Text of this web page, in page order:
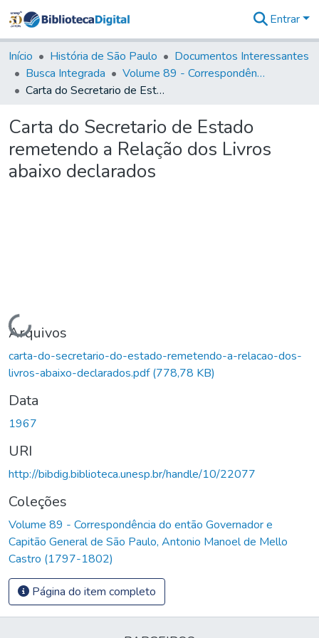
&
Coleções
Tudo na
Biblioteca
Estatísticas
Entrar
Início História de São Paulo
Documentos Interessantes
Busca Integrada
Volume 89 - Correspondência do então Governador e Capitão General de São Paulo, Antonio Manoel de Mello Castro (1797-1802)
Carta do Secretario de Estado remetendo a Relação dos Livros abaixo declarados
Carta do Secretario de Estado
remetendo a Relação dos Livros
abaixo declarados
Carregando...
Arquivos
carta-do-secretario-do-estado-remetendo-a-relacao-dos-
livros-abaixo-declarados.pdf(778,78 KB)
Data
1967
URI
http://bibdig.biblioteca.unesp.br/handle/10/22077
Coleções
Volume 89 - Correspondência do então Governador e
Capitão General de São Paulo, Antonio Manoel de Mello
Castro (1797-1802)
Página do item completo